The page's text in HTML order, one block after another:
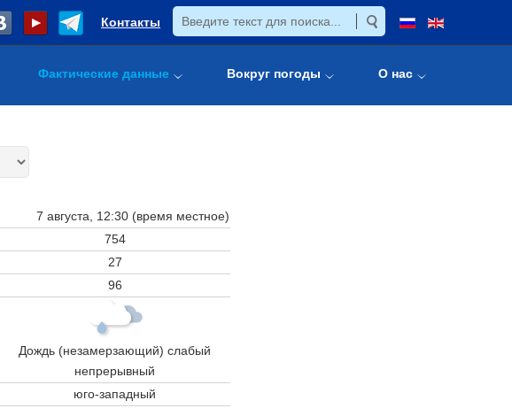
Контакты
Фактические данные Вокруг погоды О нас
7 августа, 12:30 (время местное)
754
27
96
Дождь (незамерзающий) слабый
непрерывный
юго-западный